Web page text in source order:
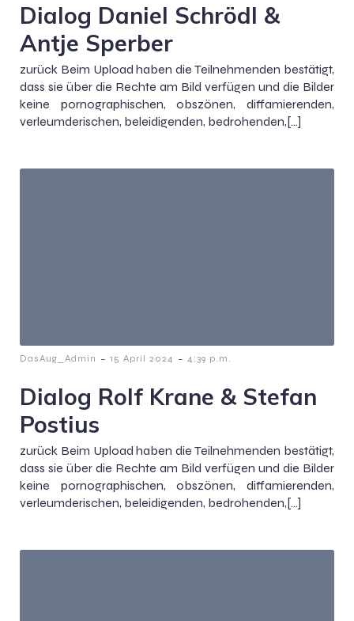
Dialog Daniel Schrödl &
Antje Sperber
zurück Beim Upload haben die Teilnehmenden bestätigt,
dass sie über die Rechte am Bild verfügen und die Bilder
keine pornographischen, obszönen, diffamierenden,
verleumderischen, beleidigenden, bedrohenden,[…]
DasAug_Admin - 15 April 2024 - 4:39 p.m.
Dialog Rolf Krane & Stefan
Postius
zurück Beim Upload haben die Teilnehmenden bestätigt,
dass sie über die Rechte am Bild verfügen und die Bilder
keine pornographischen, obszönen, diffamierenden,
verleumderischen, beleidigenden, bedrohenden,[…]